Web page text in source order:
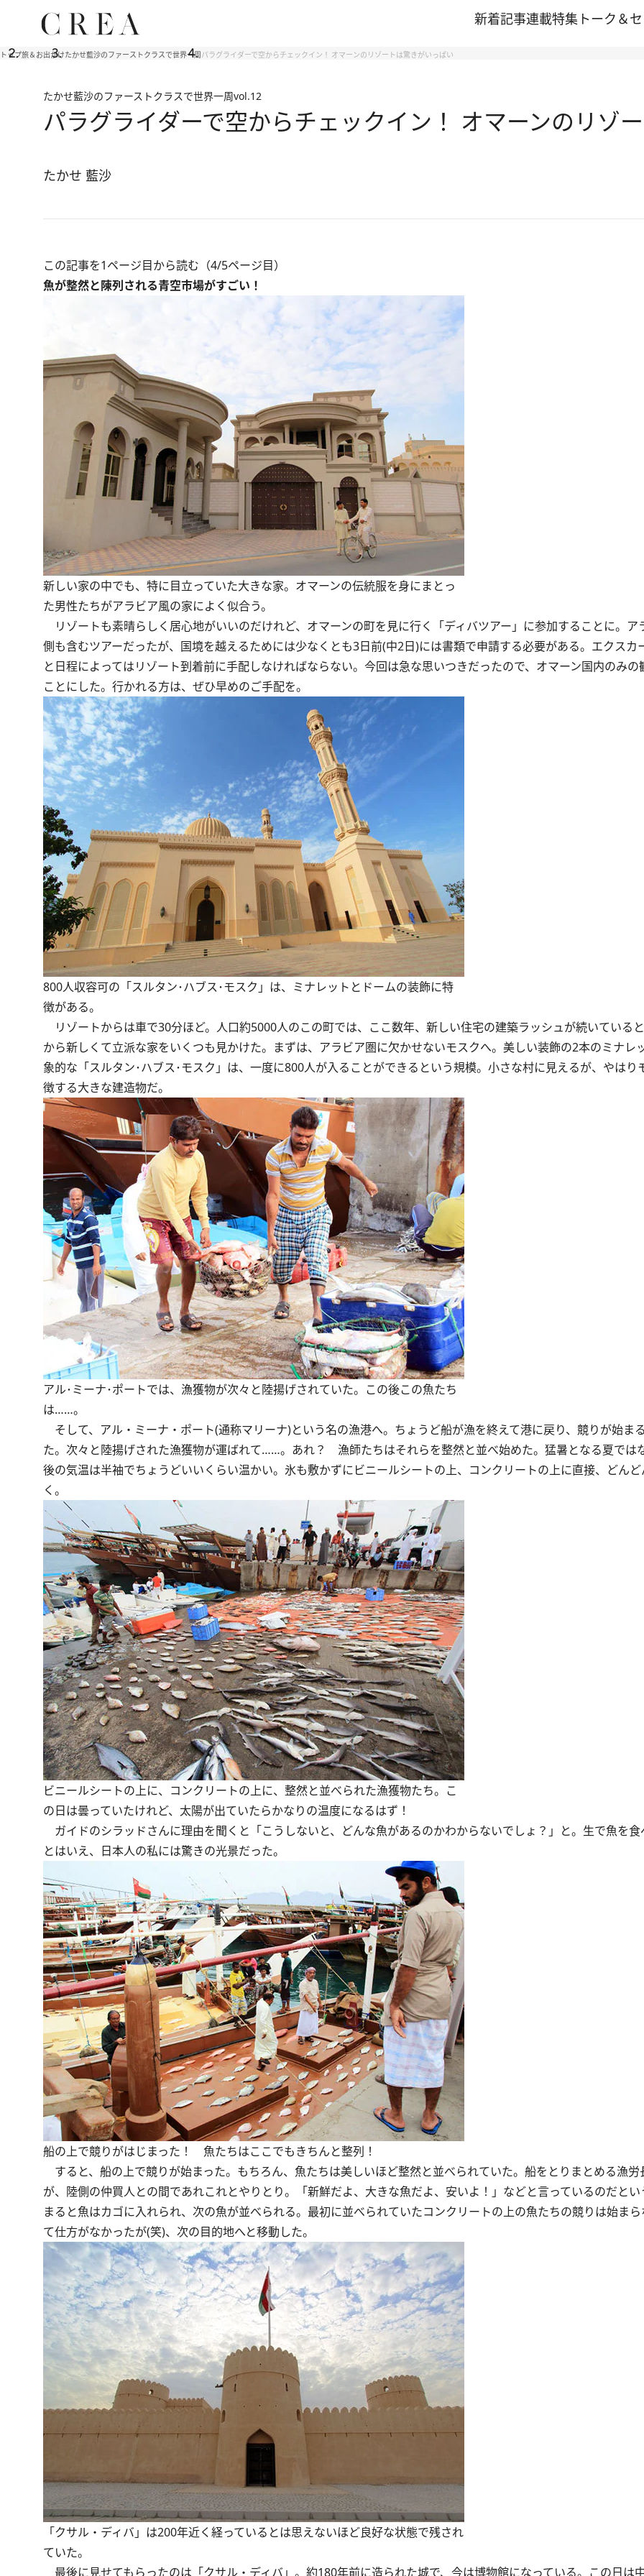
新着記事連載特集 トーク＆
トップ旅＆お出かけたかせ藍沙のファーストクラスで世界一周パラグライダーで空からチェックイン！ オマーンのリゾートは驚きがいっぱい
たかせ藍沙のファーストクラスで世界一周vol.12
パラグライダーで空からチェックイン！ オマーンのリゾ
たかせ 藍沙
この記事を1ページ目から読む（4/5ページ目）
魚が整然と陳列される青空市場がすごい！
新しい家の中でも、特に目立っていた大きな家。オマーンの伝統服を身にまとっ
た男性たちがアラビア風の家によく似合う。
リゾートも素晴らしく居心地がいいのだけれど、オマーンの町を見に行く「ディバツアー」に参加することに。ア
側も含むツアーだったが、国境を越えるためには少なくとも3日前(中2日)には書類で申請する必要がある。エクスカ
と日程によってはリゾート到着前に手配しなければならない。今回は急な思いつきだったので、オマーン国内のみの
ことにした。行かれる方は、ぜひ早めのご手配を。
800人収容可の「スルタン･ハブス･モスク」は、ミナレットとドームの装飾に特
徴がある。
リゾートからは車で30分ほど。人口約5000人のこの町では、ここ数年、新しい住宅の建築ラッシュが続いている
から新しくて立派な家をいくつも見かけた。まずは、アラビア圏に欠かせないモスクへ。美しい装飾の2本のミナレ
象的な「スルタン･ハブス･モスク」は、一度に800人が入ることができるという規模。小さな村に見えるが、やはり
徴する大きな建造物だ。
アル･ミーナ･ポートでは、漁獲物が次々と陸揚げされていた。この後この魚たち
は……。
そして、アル・ミーナ・ポート(通称マリーナ)という名の漁港へ。ちょうど船が漁を終えて港に戻り、競りが始ま
た。次々と陸揚げされた漁獲物が運ばれて……。あれ？ 漁師たちはそれらを整然と並べ始めた。猛暑となる夏では
後の気温は半袖でちょうどいいくらい温かい。氷も敷かずにビニールシートの上、コンクリートの上に直接、どん
く。
ビニールシートの上に、コンクリートの上に、整然と並べられた漁獲物たち。こ
の日は曇っていたけれど、太陽が出ていたらかなりの温度になるはず！
ガイドのシラッドさんに理由を聞くと「こうしないと、どんな魚があるのかわからないでしょ？」と。生で魚を食
とはいえ、日本人の私には驚きの光景だった。
船の上で競りがはじまった！ 魚たちはここでもきちんと整列！
すると、船の上で競りが始まった。もちろん、魚たちは美しいほど整然と並べられていた。船をとりまとめる漁労
が、陸側の仲買人との間であれこれとやりとり。「新鮮だよ、大きな魚だよ、安いよ！」などと言っているのだと
まると魚はカゴに入れられ、次の魚が並べられる。最初に並べられていたコンクリートの上の魚たちの競りは始ま
て仕方がなかったが(笑)、次の目的地へと移動した。
「クサル・ディバ」は200年近く経っているとは思えないほど良好な状態で残され
ていた。
最後に見せてもらったのは「クサル・ディバ」。約180年前に造られた城で、今は博物館になっている。この日は